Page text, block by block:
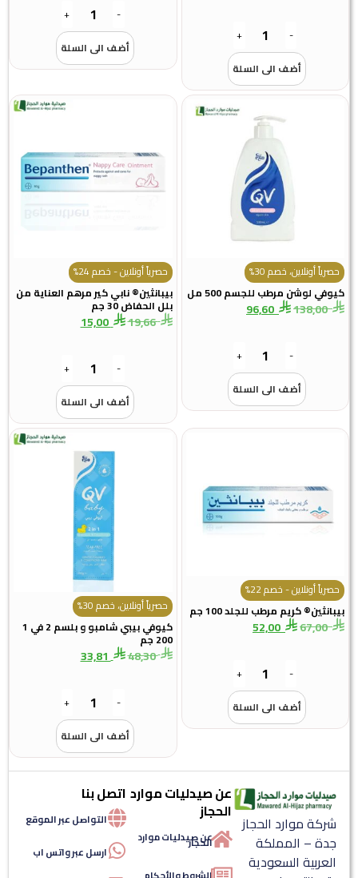
أضف الى السلة
أضف الى السلة
أونلاين، خصم 30%
لوشن مرطب للجسم 500 مل
96,60
أضف الى السلة
حصرياً أونلاين - خصم 24%
بيبانثين® نابي كير مرهم العناية من
بلل الحفاض 30 جم
19,66
15,00
أضف الى السلة
أونلاين - خصم 22%
كريم مرطب للجلد 100 جم
52,00
أضف الى السلة
حصرياً أونلاين، خصم 30%
كيوفي بيبي شامبو و بلسم 2 في 1
48,30
33,81
أضف الى السلة
موارد الحجاز
– المملكة
السعودية
عن صيدليات موارد
الحجاز
عن صيدليات موارد
الحجاز
اتصل بنا
التواصل عبر الموقع
ارسل عبر واتس اب